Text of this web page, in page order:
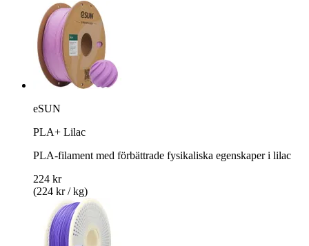
eSUN
PLA+ Lilac
PLA-filament med förbättrade fysikaliska egenskaper i lilac
224 kr
(224 kr / kg)